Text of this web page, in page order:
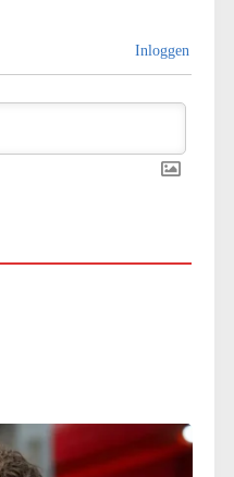
Inloggen